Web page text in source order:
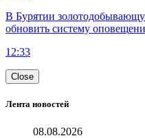
В Бурятии
обновить систему
12:33
Close
Лента новостей
08.08.2026